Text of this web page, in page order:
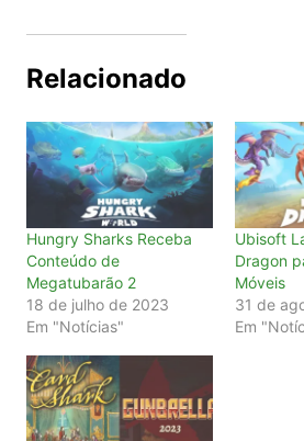
Relacionado
Hungry Sharks Receba
Conteúdo de
Megatubarão 2
18 de julho de 2023
Em "Notícias"
Ubisoft
Dragon
Móveis
31 de
Em